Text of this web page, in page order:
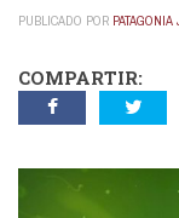
PUBLICADO POR
COMPARTIR: